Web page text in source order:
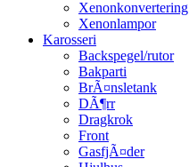
Xenonkonvertering
Xenonlampor
Karosseri
Backspegel/rutor
Bakparti
BrÃ¤nsletank
DÃ¶rr
Dragkrok
Front
GasfjÃ¤der